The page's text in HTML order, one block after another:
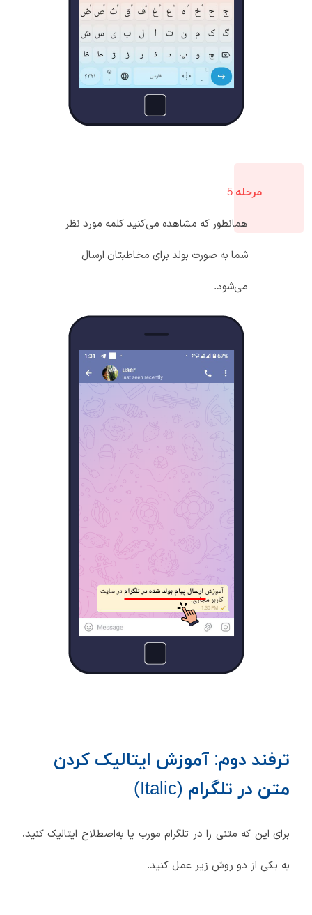
مرحله 5
همانطور که مشاهده می‌کنید کلمه مورد نظر
شما به صورت بولد برای مخاطبتان ارسال
می‌شود.
ترفند دوم: آموزش ایتالیک کردن
متن در تلگرام (Italic)
برای این که متنی را در تلگرام مورب یا به‌اصطلاح ایتالیک کنید،
به یکی از دو روش زیر عمل کنید.